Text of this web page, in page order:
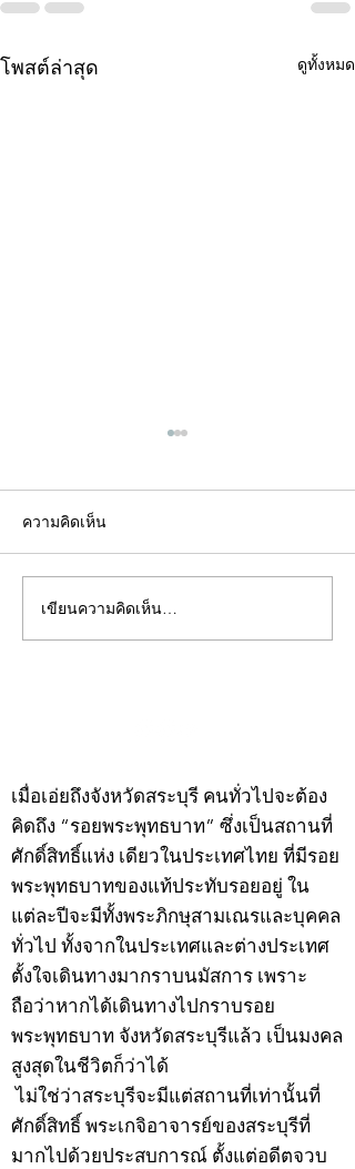
โพสต์ล่าสุด ดูทั้งหมด
คอลัมน์"จับชีพจรวงการ
พระ"ประจำพุธที่ 29
ความคิดเห็น
เขียนความคิดเห็น…
เมื่อเอ่ยถึงจังหวัดสระบุรี คนทั่วไปจะต้อง
คิดถึง “รอยพระพุทธบาท” ซึ่งเป็นสถานที่
ศักดิ์สิทธิ์แห่ง เดียวในประเทศไทย ที่มีรอย
พระพุทธบาทของแท้ประทับรอยอยู่ ใน
แต่ละปีจะมีทั้งพระภิกษุสามเณรและบุคคล
ทั่วไป ทั้งจากในประเทศและต่างประเทศ
ตั้งใจเดินทางมากราบนมัสการ เพราะ
ถือว่าหากได้เดินทางไปกราบรอย
พระพุทธบาท จังหวัดสระบุรีแล้ว เป็นมงคล
สูงสุดในชีวิตก็ว่าได้
ไม่ใช่ว่าสระบุรีจะมีแต่สถานที่เท่านั้นที่
ศักดิ์สิทธิ์ พระเกจิอาจารย์ของสระบุรีที่
มากไปด้วยประสบการณ์ ตั้งแต่อดีตจวบ